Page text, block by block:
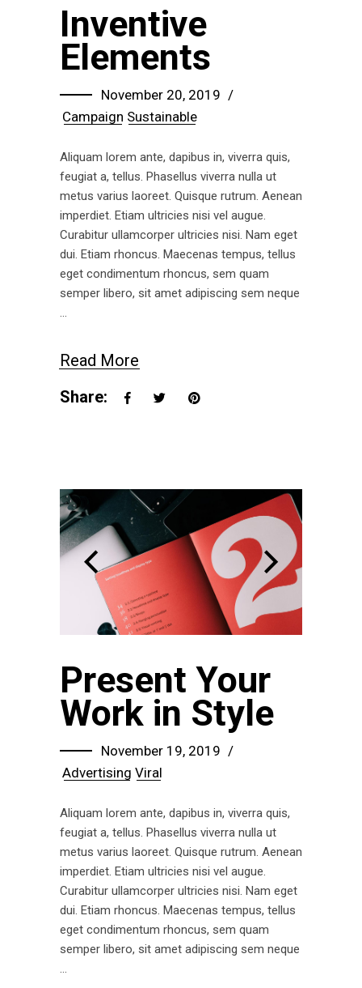
Inventive
Elements
November 20, 2019
Campaign Sustainable
Aliquam lorem ante, dapibus in, viverra quis,
feugiat a, tellus. Phasellus viverra nulla ut
metus varius laoreet. Quisque rutrum. Aenean
imperdiet. Etiam ultricies nisi vel augue.
Curabitur ullamcorper ultricies nisi. Nam eget
dui. Etiam rhoncus. Maecenas tempus, tellus
eget condimentum rhoncus, sem quam
semper libero, sit amet adipiscing sem neque
Read More
Share:
Present Your
Work in Style
November 19, 2019
Advertising Viral
Aliquam lorem ante, dapibus in, viverra quis,
feugiat a, tellus. Phasellus viverra nulla ut
metus varius laoreet. Quisque rutrum. Aenean
imperdiet. Etiam ultricies nisi vel augue.
Curabitur ullamcorper ultricies nisi. Nam eget
dui. Etiam rhoncus. Maecenas tempus, tellus
eget condimentum rhoncus, sem quam
semper libero, sit amet adipiscing sem neque